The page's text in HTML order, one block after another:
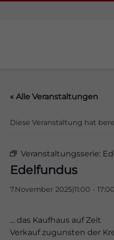
« Alle Veranstaltungen
Diese Veranstaltung hat
Veranstaltungsserie:
Edelfundus
7.November 2025|11:00 - 17:00
… das Kaufhaus auf Zeit
Verkauf zugunsten der